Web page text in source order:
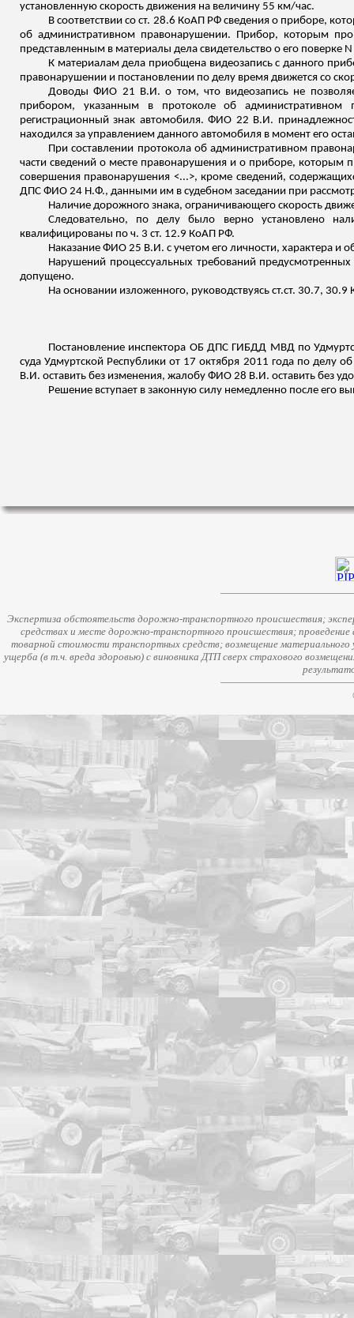
установленную скорость движения на величину 55 км/час.
В соответствии со ст. 28.6 КоАП РФ сведения о приборе,
об административном правонарушении. Прибор, которым
представленным в материалы дела свидетельство о его поверке N
К материалам дела приобщена видеозапись с данного
правонарушении и постановлении по делу время движется со
Доводы ФИО 21 В.И. о том, что видеозапись не
прибором, указанным в протоколе об административном
регистрационный знак автомобиля. ФИО 22 В.И.
находился за управлением данного автомобиля в момент его
При составлении протокола об административном
части сведений о месте правонарушения и о приборе, которым
совершения правонарушения <...>, кроме сведений,
ДПС ФИО 24 Н.Ф., данными им в судебном заседании при
Наличие дорожного знака, ограничивающего скорость
Следовательно, по делу было верно установлено
квалифицированы по ч. 3 ст. 12.9 КоАП РФ.
Наказание ФИО 25 В.И. с учетом его личности, характера и
Нарушений процессуальных требований
допущено.
На основании изложенного, руководствуясь ст.ст. 30.7, 30.9
Постановление инспектора ОБ ДПС ГИБДД МВД по
суда Удмуртской Республики от 17 октября 2011 года по
В.И. оставить без изменения, жалобу ФИО 28 В.И. оставить без
Решение вступает в законную силу немедленно после его
Экспертиза обстоятельств дорожно-транспортного происшествия;
средствах и месте дорожно-транспортного происшествия;
товарной стоимости транспортных средств; возмещение
ущерба (в т.ч. вреда здоровью) с виновника ДТП сверх страхового